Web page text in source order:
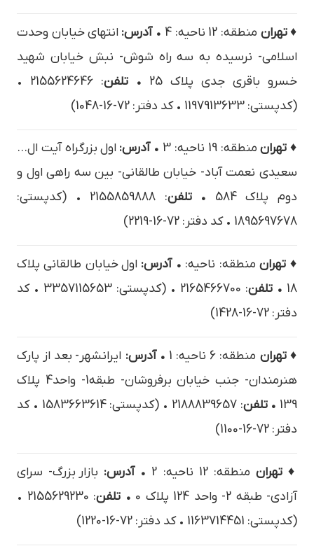
♦ تهران منطقه: 12 ناحیه: 4 • آدرس: انتهاي خيابان وحدت
اسلامي- نرسیده به سه راه شوش- نبش خيابان شهيد
خسرو باقري جدي پلاک 25
• تلفن
: 2155624646 •
(کدپستی: 1197913633 • کد دفتر: 72-16-1048)
♦ تهران منطقه: 19 ناحیه: 3 • آدرس: اول بزرگراه آيت ال…
سعيدي نعمت آباد- خيابان طالقاني- بين سه راهي اول و
دوم پلاک 584
• تلفن
: 2155859888 • (کدپستی:
1895697678 • کد دفتر: 72-16-2219)
♦ تهران منطقه: ناحیه: • آدرس: اول خيابان طالقاني پلاک
18 • تلفن
: 2165466700 • (کدپستی: 3357115653 • کد
دفتر: 72-16-1428)
♦ تهران منطقه: 6 ناحیه: 1 • آدرس: ایرانشهر- بعد از پارک
هنرمندان- جنب خیابان برفروشان- طبقه1- واحد4 پلاک
139 • تلفن
: 2188839657 • (کدپستی: 1583663614 • کد
دفتر: 72-16-1100)
♦ تهران منطقه: 12 ناحیه: 2 • آدرس: بازار بزرگ- سراي
آزادي- طبقه 2- واحد 124 پلاک 0
• تلفن
: 2155629230 •
(کدپستی: 1163714451 • کد دفتر: 72-16-1220)